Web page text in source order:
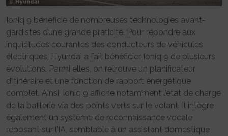
Ioniq 9 bénéficie de nombreuses technologies avant-
gardistes d’une grande praticité. Pour répondre aux
inquiétudes courantes des conducteurs de véhicules
électriques, Hyundai a fait bénéficier Ioniq 9 de plusieurs
évolutions. Parmi elles, on retrouve un planificateur
d’itinéraire et une fonction de rapport énergétique
complet. Ainsi, Ioniq 9 affiche notamment l’état de charge
de la batterie via des points verts sur le volant. Il intègre
également un système de reconnaissance vocale
reposant sur l’IA, semblable à un assistant domestique